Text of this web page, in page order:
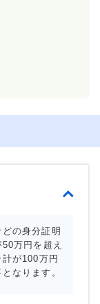
の身分証明
万円を超え
が100万円
なります。